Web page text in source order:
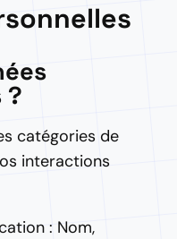
?
catégories de
interactions
: Nom,